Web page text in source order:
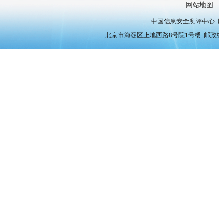
网站地图
中国信息安全测评中心
北京市海淀区上地西路8号院1号楼 邮